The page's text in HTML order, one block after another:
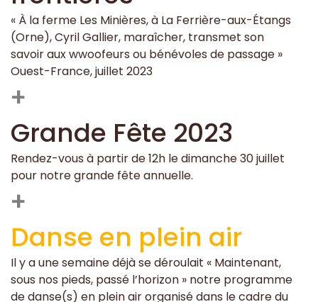
« À la ferme Les Minières, à La Ferrière-aux-Étangs
(Orne), Cyril Gallier, maraîcher, transmet son
savoir aux wwoofeurs ou bénévoles de passage »
Ouest-France, juillet 2023
+
Grande Fête 2023
Rendez-vous à partir de 12h le dimanche 30 juillet
pour notre grande fête annuelle.
+
Danse en plein air
Il y a une semaine déjà se déroulait « Maintenant,
sous nos pieds, passé l’horizon » notre programme
de danse(s) en plein air organisé dans le cadre du